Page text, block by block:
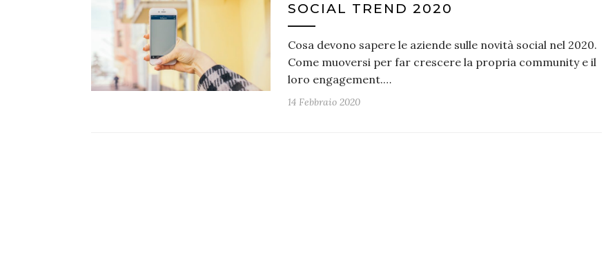
SOCIAL TREND 2020
Cosa devono sapere le aziende sulle novità social nel 2020.
Come muoversi per far crescere la propria community e il
loro engagement.…
14 Febbraio 2020